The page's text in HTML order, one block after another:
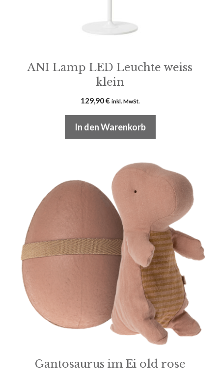
ANI Lamp LED Leuchte weiss
klein
129,90€ inkl. MwSt.
In den Warenkorb
Gantosaurus im Ei old rose